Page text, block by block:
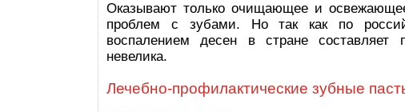
Оказывают только очищающее и
проблем с зубами. Но так как по
воспалением десен в стране составляет
невелика.
Лечебно-профилактические зубные